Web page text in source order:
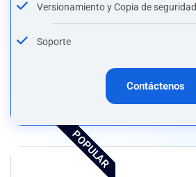
Versionamiento y Copia de seguridad
Soporte
Contáctenos
POPULAR